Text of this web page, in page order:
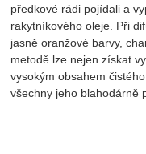
předkové rádi pojídali a
rakytníkového oleje. Při
jasně oranžové barvy,
metodě lze nejen získat
vysokým obsahem
všechny jeho blahodárně